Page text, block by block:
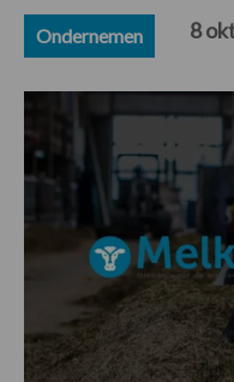
Ondernemen 8